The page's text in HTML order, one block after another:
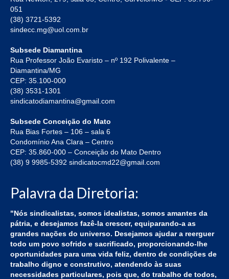
051
(38) 3721-5392
sindecc.mg@uol.com.br
Subsede Diamantina
Rua Professor João Evaristo – nº 192 Polivalente –
Diamantina/MG
CEP: 35.100-000
(38) 3531-1301
sindicatodiamantina@gmail.com
Subsede Conceição do Mato
Rua Bias Fortes – 106 – sala 6
Condomínio Ana Clara – Centro
CEP: 35.860-000 – Conceição do Mato Dentro
(38) 9 9985-5392 sindicatocmd22@gmail.com
Palavra da Diretoria:
"Nós sindicalistas, somos idealistas, somos amantes da
pátria, e desejamos fazê-la crescer, equiparando-a as
grandes nações do universo. Desejamos ajudar a reerguer
todo um povo sofrido e sacrificado, proporcionando-lhe
oportunidades para uma vida feliz, dentro de condições de
trabalho digno e construtivo, atendendo às suas
necessidades particulares, pois que, do trabalho de todos,